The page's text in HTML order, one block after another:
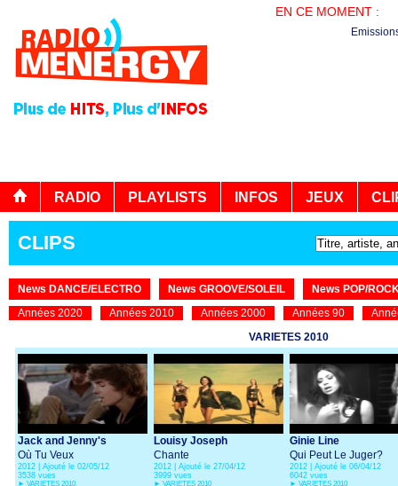
EN CE MOMENT :
RADIO PLAYLISTS INFOS JEUX
CLIPS
News DANCE/ELECTRO News GROOVE/SOLEIL
News POP/
Années 2020
Années 2010 Années 2000 Années 90
VARIETES 2010
Jack and Jenny's
Où Tu Veux
2012 | Ajouté le 02/05/12
3538 vues
► VARIETES 2010
Louisy Joseph
Chante
2012 | Ajouté le 27/04/12
3999 vues
► VARIETES 2010
Ginie Line
Qui Peut Le Juger?
(Comédie musicale
Dracula)
2012 | Ajouté le 06/04/12
6042 vues
► VARIETES 2010